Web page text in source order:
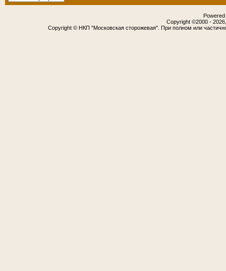
Copyright ©2000 -
Copyright © НКП "Московская сторожевая". При полном или